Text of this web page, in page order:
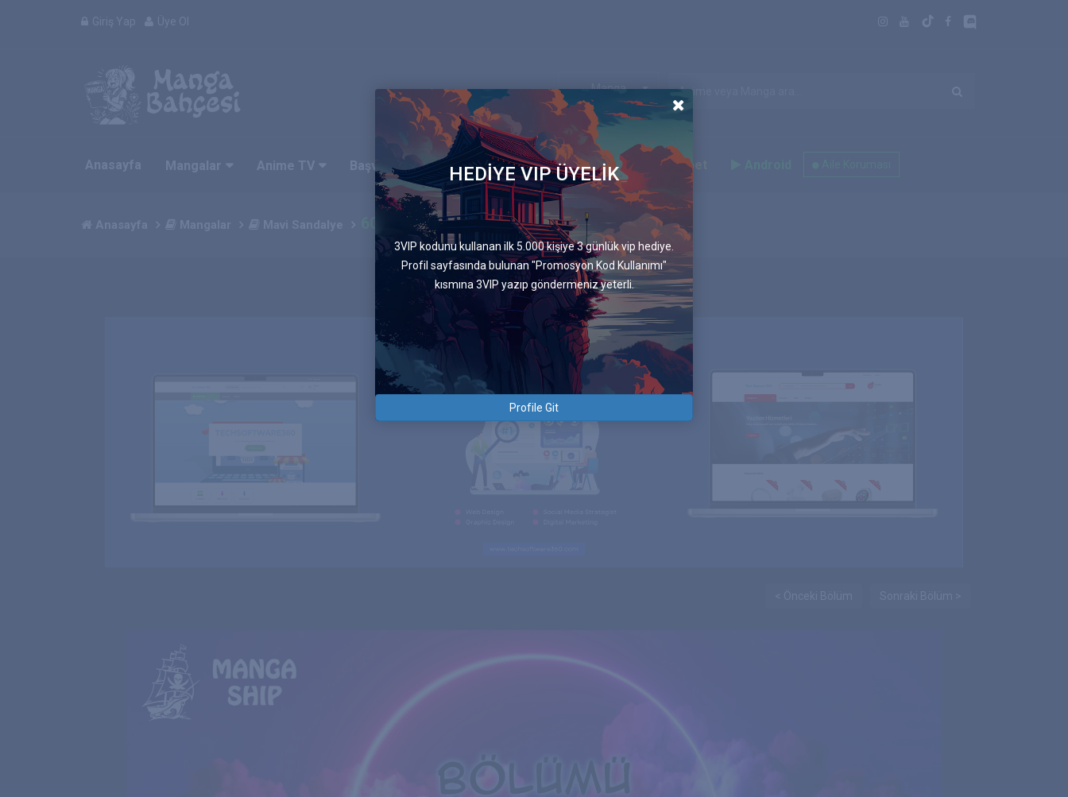
Giriş Yap Üye Ol
Manga
Anasayfa Mangalar Anime TV Başvurular Ekip Blog İletişim Canlı Sohbet
605.Bölüm
HEDİYE VIP ÜYELİK
3VIP kodunu kullanan ilk 5.000 kişiye 3 günlük vip hediye.
Profil sayfasında bulunan "Promosyon Kod Kullanımı"
kısmına 3VIP yazıp göndermeniz yeterli.
Profile Git